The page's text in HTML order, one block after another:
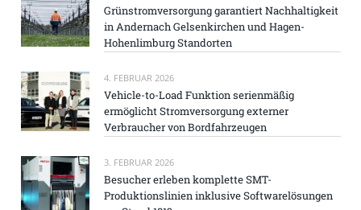
Grünstromversorgung garantiert Nachhaltigkeit
in Andernach Gelsenkirchen und Hagen-
Hohenlimburg Standorten
4. FEBRUAR 2026
Vehicle-to-Load Funktion serienmäßig
ermöglicht Stromversorgung externer
Verbraucher von Bordfahrzeugen
3. FEBRUAR 2026
Besucher erleben komplette SMT-
Produktionslinien inklusive Softwarelösungen